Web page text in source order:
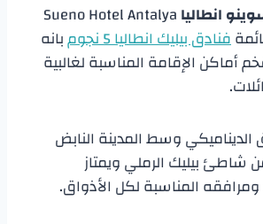
انطالياSueno Hotel Antalya
فنادق بيليك انطاليا 5 نجوم
بانه
أماكن الإقامة المناسبة لغالبية
الديناميكي وسط المدينة النابض
شاطئ بيليك الرملي ويمتاز
ومرافقه المناسبة لكل الأذواق.